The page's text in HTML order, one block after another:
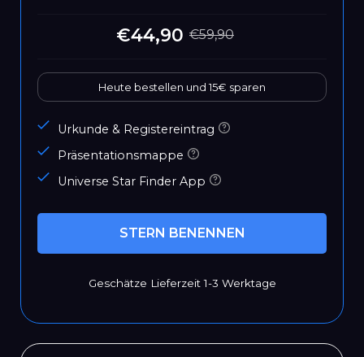
Sonderpreis
€44,90 Normaler
€59,90
Heute bestellen und 15€ sparen
Urkunde & Registereintrag
Präsentationsmappe
Universe Star Finder App
STERN BENENNEN
Geschätze Lieferzeit 1-3 Werktage